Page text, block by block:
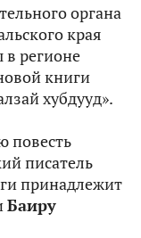
органа
края
в регионе
книги
хубдууд».
повесть
писатель
принадлежит
Баиру